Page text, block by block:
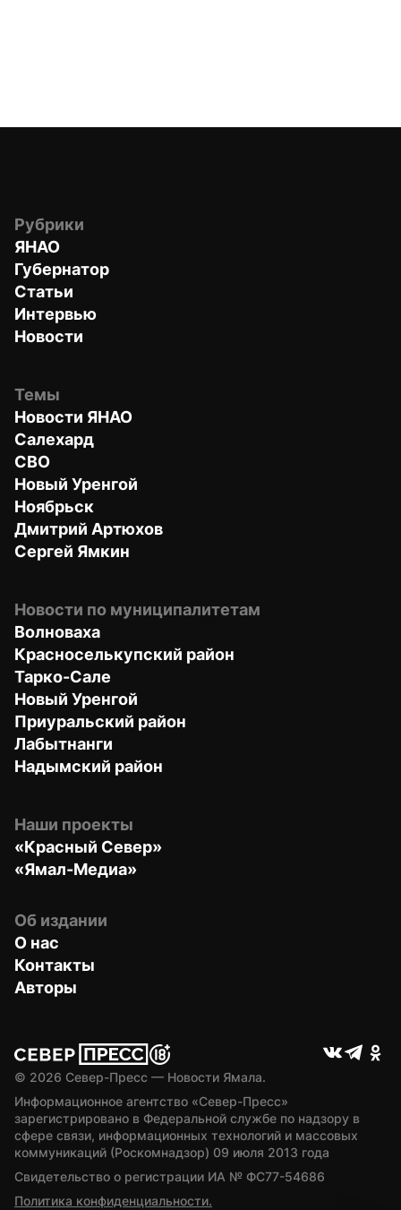
Рубрики
ЯНАО
Губернатор
Статьи
Интервью
Новости
Темы
Новости ЯНАО
Салехард
СВО
Новый Уренгой
Ноябрьск
Дмитрий Артюхов
Сергей Ямкин
Новости по муниципалитетам
Волноваха
Красноселькупский район
Тарко-Сале
Новый Уренгой
Приуральский район
Лабытнанги
Надымский район
Наши проекты
«Красный Север»
«Ямал-Медиа»
Об издании
О нас
Контакты
Авторы
© 2026 Север-Пресс — Новости Ямала.
Информационное агентство «Север-Пресс»
зарегистрировано в Федеральной службе по надзору в
сфере связи, информационных технологий и массовых
коммуникаций (Роскомнадзор) 09 июля 2013 года
Свидетельство о регистрации ИА № ФС77-54686
Политика конфиденциальности.